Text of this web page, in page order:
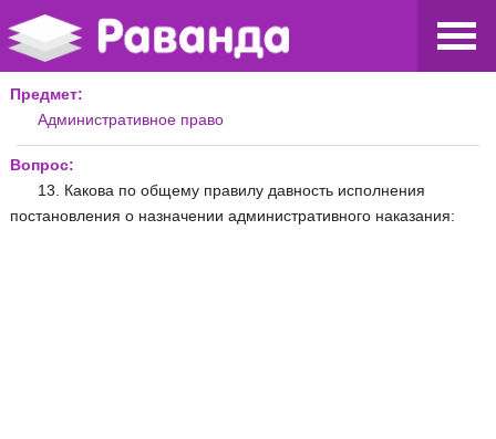
Предмет:
Административное право
Вопрос:
13. Какова по общему правилу давность исполнения
постановления о назначении административного наказания: